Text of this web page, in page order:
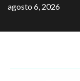
agosto 6, 2026